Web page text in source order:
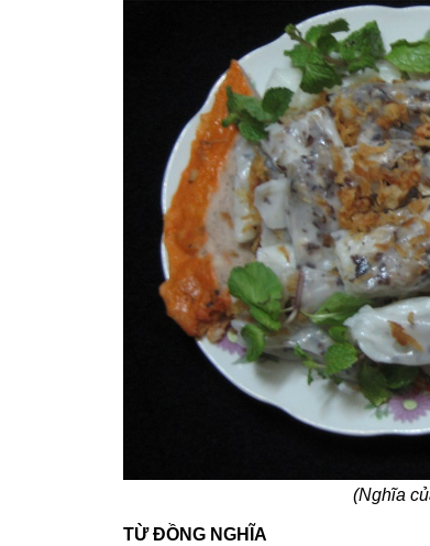
(Nghĩa
TỪ ĐỒNG NGHĨA